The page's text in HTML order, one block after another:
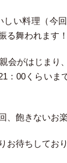
しい料理（今
る舞われます！
会がはじまり
：00くらいま
、飽きないお
お待ちしてお